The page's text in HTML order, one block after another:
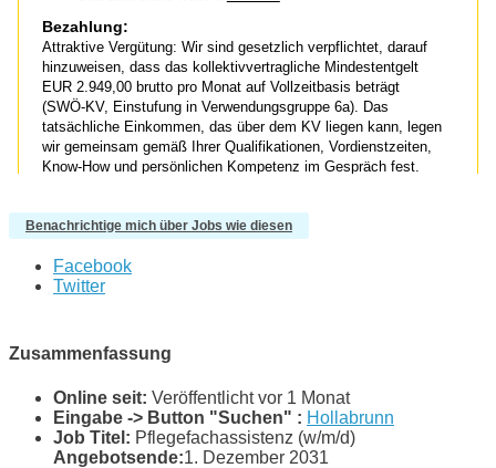
Benachrichtige mich über Jobs wie diesen
Facebook
Twitter
Zusammenfassung
Online seit: Veröffentlicht vor 1 Monat
Eingabe -> Button "Suchen" : Hollabrunn
Job Titel: Pflegefachassistenz (w/m/d)
Angebotsende:1. Dezember 2031